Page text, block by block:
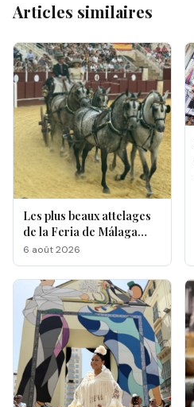
Articles similaires
Les plus beaux attelages
de la Feria de Málaga
s'affrontent à La
Malagueta
6 août 2026